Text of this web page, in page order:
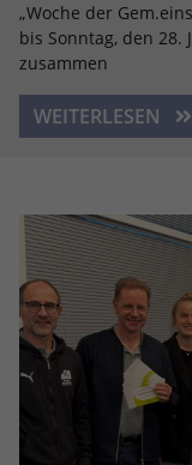
„Woche der
bis Sonntag, den 28.
zusammen
WEITERLESEN